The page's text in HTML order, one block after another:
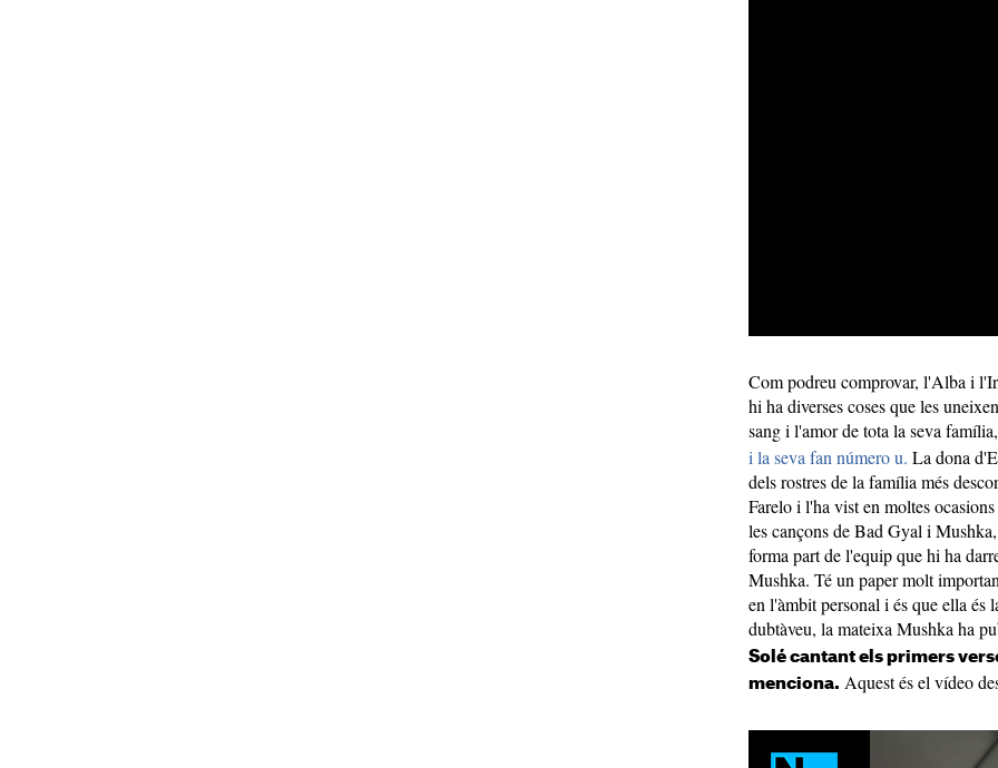
Com podreu comprovar, l'Alba i
hi ha diverses coses que les
sang i l'amor de tota la seva
i la seva fan número u. La dona
dels rostres de la família més
Farelo i l'ha vist en moltes
les cançons de Bad Gyal i
forma part de l'equip que hi ha
Mushka. Té un paper molt
en l'àmbit personal i és que ella és
dubtàveu, la mateixa Mushka ha
Solé cantant els primers
menciona. Aquest és el vídeo